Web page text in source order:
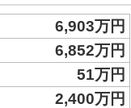
6,903万円
6,852万円
51万円
2,400万円